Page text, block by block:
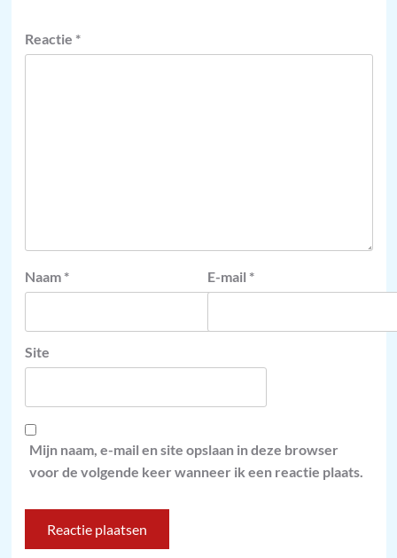
Reactie *
Naam * E-mail *
Site
Mijn naam, e-mail en site opslaan in deze browser
voor de volgende keer wanneer ik een reactie plaats.